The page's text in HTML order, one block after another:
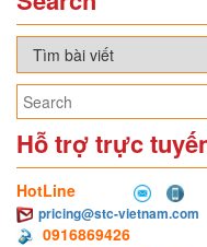
Hỗ trợ trực
HotLine
pricing@stc-vietnam.com
0916869426